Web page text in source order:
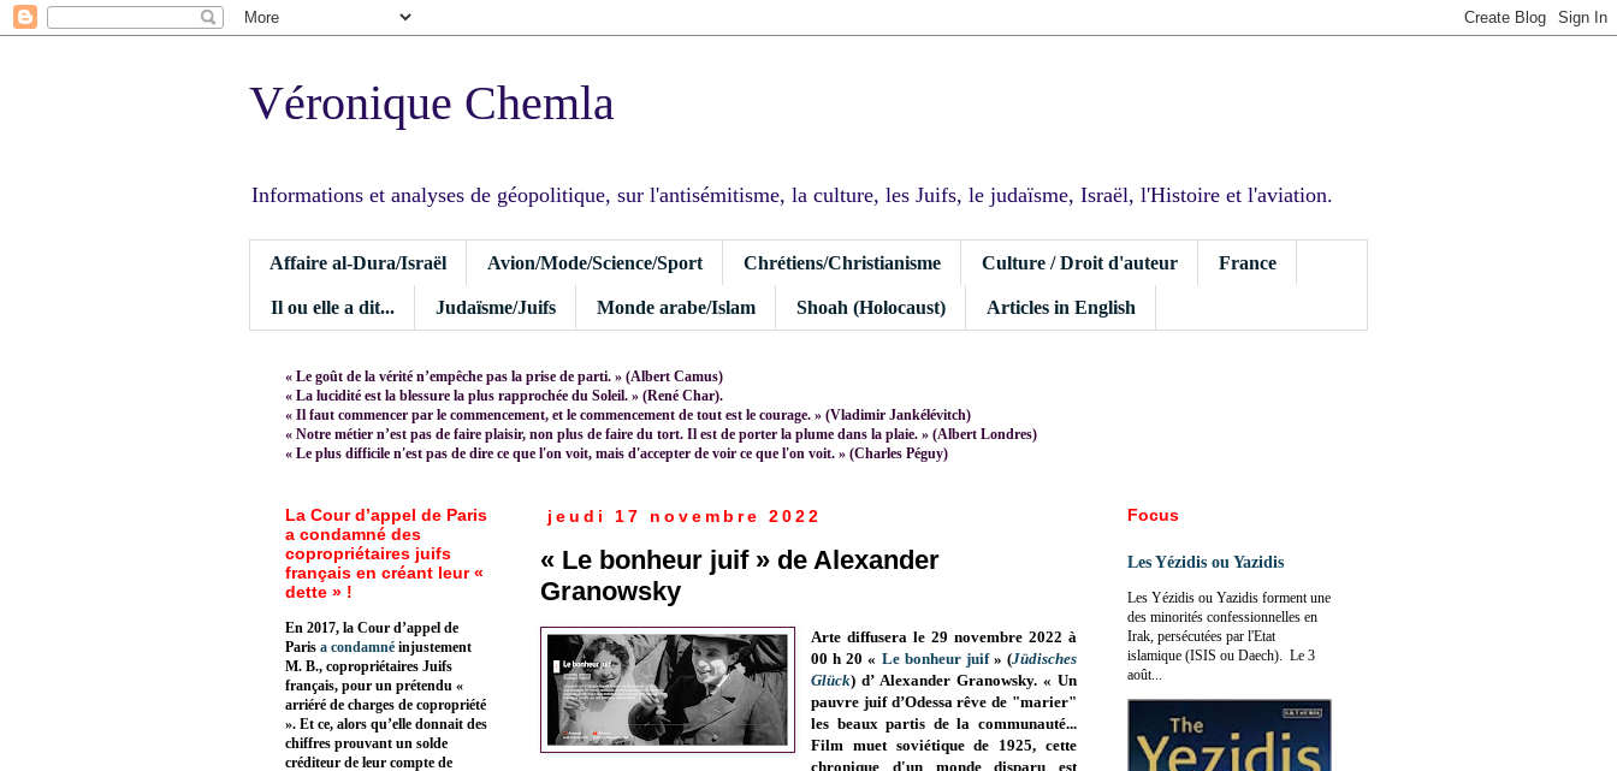
Véronique Chemla
Informations et analyses de géopolitique, sur l'antisémitisme, la culture, les Juifs, le judaïsme, Israël, l'Histoire et l'aviation.
Affaire al-Dura/Israël Avion/Mode/Science/Sport Chrétiens/Christianisme Culture / Droit d'auteur France
Il ou elle a dit... Judaïsme/Juifs Monde arabe/Islam Shoah (Holocaust) Articles in English
« Le goût de la vérité n’empêche pas la prise de parti. » (Albert Camus)
« La lucidité est la blessure la plus rapprochée du Soleil. » (René Char).
« Il faut commencer par le commencement, et le commencement de tout est le courage. » (Vladimir Jankélévitch)
« Notre métier n’est pas de faire plaisir, non plus de faire du tort. Il est de porter la plume dans la plaie. » (Albert Londres)
« Le plus difficile n'est pas de dire ce que l'on voit, mais d'accepter de voir ce que l'on voit. » (Charles Péguy)
jeudi 17 novembre 2022
« Le bonheur juif » de Alexander
Granowsky
Arte diffusera le 29 novembre 2022 à
00 h 20 « Le bonheur juif» (Jüdisches
Glück) d’ Alexander Granowsky. « Un
pauvre juif d’Odessa rêve de "marier"
les beaux partis de la communauté...
Film muet soviétique de 1925, cette
chronique d'un monde disparu est
La Cour d’appel de Paris
a condamné des
copropriétaires juifs
français en créant leur «
dette » !
En 2017, la Cour d’appel de
Paris a condamné injustement
M. B., copropriétaires Juifs
français, pour un prétendu «
arriéré de charges de copropriété
». Et ce, alors qu’elle donnait des
chiffres prouvant un solde
créditeur de leur compte de
Focus
Les Yézidis ou Yazidis
Les Yézidis ou Yazidis forment une
des minorités confessionnelles en
Irak, persécutées par l'Etat
islamique (ISIS ou Daech). Le 3
août...